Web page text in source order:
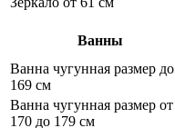
Ванны
Ванна чугунная размер до
169 см
Ванна чугунная размер от
170 до 179 см